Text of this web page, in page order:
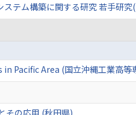
テム構築に関する研究 若手研究
Pacific Area (国立沖縄工業高等
その応用 (秋田県)